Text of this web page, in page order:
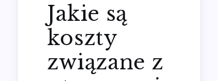
Jakie są
koszty
związane z